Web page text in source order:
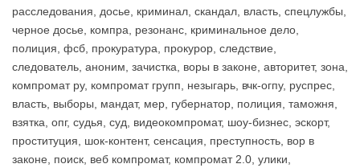
расследования, досье, криминал, скандал, власть, спецлужбы,
черное досье, компра, резонанс, криминальное дело,
полиция, фсб, прокуратура, прокурор, следствие,
следователь, аноним, зачистка, воры в законе, авторитет, зона,
компромат ру, компромат групп, незыгарь, вчк-огпу, руспрес,
власть, выборы, мандат, мер, губернатор, полиция, таможня,
взятка, опг, судья, суд, видеокомпромат, шоу-бизнес, эскорт,
проституция, шок-контент, сенсация, преступность, вор в
законе, поиск, веб компромат, компромат 2.0, улики,